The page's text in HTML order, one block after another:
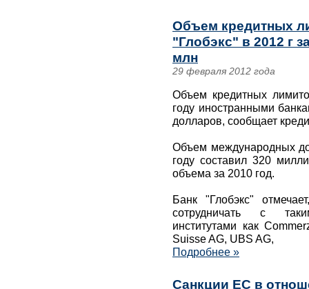
Объем кредитных
"Глобэкс" в 2012 г
млн
29 февраля 2012 года
Объем кредитных
году иностранными
долларов, сообщает
Объем международных
году составил 320
объема за 2010 год.
Банк "Глобэкс"
сотрудничать с
институтами как
Suisse AG, UBS AG,
Подробнее »
Санкции ЕС в